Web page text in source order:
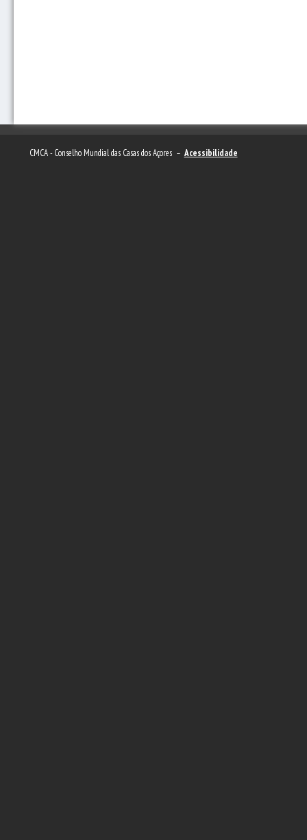
CMCA - Conselho Mundial das Casas dos Açores – Acessibilidade